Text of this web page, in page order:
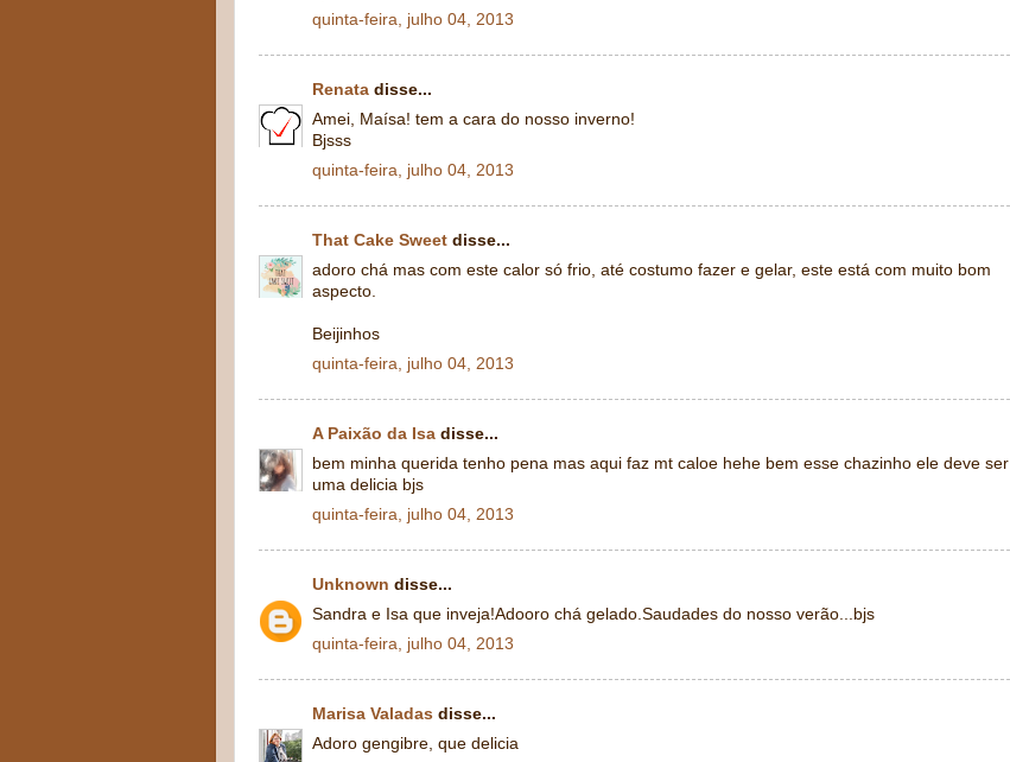
quinta-feira, julho 04, 2013
Renata disse...
Amei, Maísa! tem a cara do nosso inverno!
Bjsss
quinta-feira, julho 04, 2013
That Cake Sweet disse...
adoro chá mas com este calor só frio, até costumo fazer e gelar, este está com muito bom
aspecto.
Beijinhos
quinta-feira, julho 04, 2013
A Paixão da Isa disse...
bem minha querida tenho pena mas aqui faz mt caloe hehe bem esse chazinho ele deve ser
uma delicia bjs
quinta-feira, julho 04, 2013
Unknown disse...
Sandra e Isa que inveja!Adooro chá gelado.Saudades do nosso verão...bjs
quinta-feira, julho 04, 2013
Marisa Valadas disse...
Adoro gengibre, que delicia